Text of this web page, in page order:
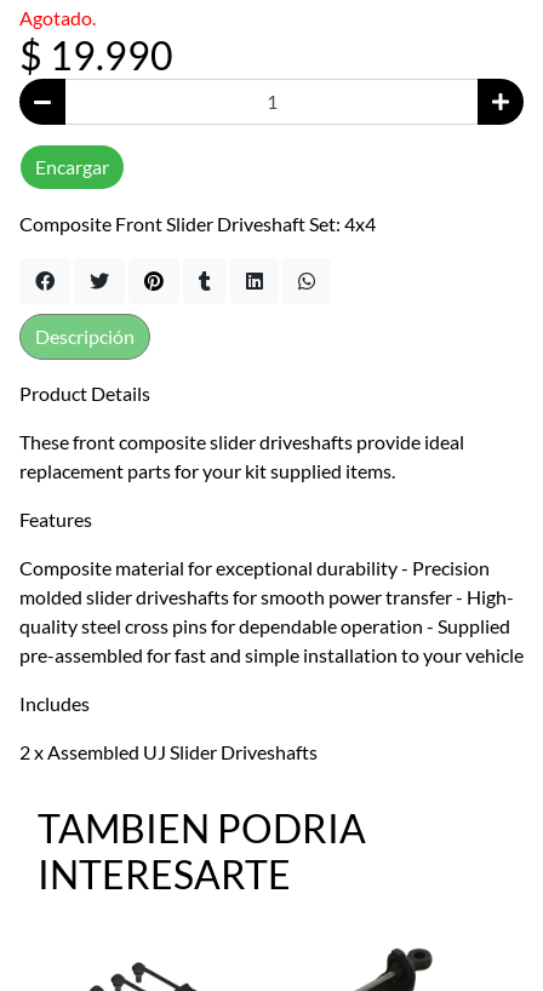
Agotado.
$ 19.990
Encargar
Composite Front Slider Driveshaft Set: 4x4
Product Details
These front composite slider driveshafts provide ideal
replacement parts for your kit supplied items.
Features
Composite material for exceptional durability - Precision
molded slider driveshafts for smooth power transfer - High-
quality steel cross pins for dependable operation - Supplied
pre-assembled for fast and simple installation to your vehicle
Includes
2 x Assembled UJ Slider Driveshafts
Descripción
TAMBIEN PODRIA
INTERESARTE